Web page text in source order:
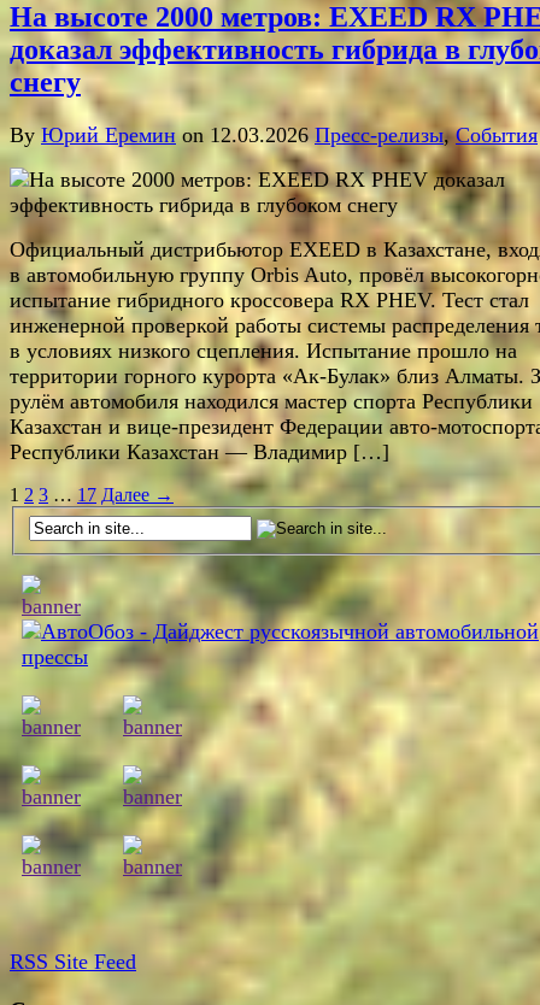
На высоте 2000 метров: EXEED RX
доказал эффективность гибрида в
снегу
ByЮрий Ереминon 12.03.2026 Пресс-релизы,События
Официальный дистрибьютор EXEED в Казахстане,
в автомобильную группу Orbis Auto, провёл
испытание гибридного кроссовера RX PHEV. Тест стал
инженерной проверкой работы системы распределения
в условиях низкого сцепления. Испытание прошло на
территории горного курорта «Ак-Булак» близ Алматы.
рулём автомобиля находился мастер спорта Республики
Казахстан и вице-президент Федерации авто-
Республики Казахстан — Владимир […]
1 2 3 … 17 Далее →
RSS Site Feed